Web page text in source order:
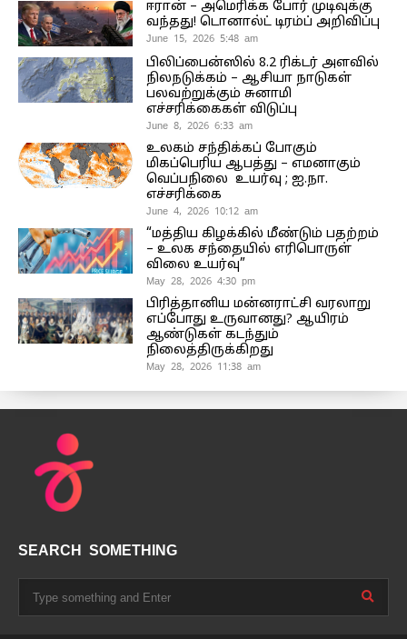
ஈரான் – அமெரிக்க போர் முடிவுக்கு
வந்தது! டொனால்ட் டிரம்ப் அறிவிப்பு
June 15, 2026 5:48 am
பிலிப்பைன்ஸில் 8.2 ரிக்டர் அளவில்
நிலநடுக்கம் – ஆசியா நாடுகள்
பலவற்றுக்கும் சுனாமி
எச்சரிக்கைகள் விடுப்பு
June 8, 2026 6:33 am
உலகம் சந்திக்கப் போகும்
மிகப்பெரிய ஆபத்து – எமனாகும்
வெப்பநிலை உயர்வு ; ஐ.நா.
எச்சரிக்கை
June 4, 2026 10:12 am
“மத்திய கிழக்கில் மீண்டும் பதற்றம்
– உலக சந்தையில் எரிபொருள்
விலை உயர்வு”
May 28, 2026 4:30 pm
பிரித்தானிய மன்னராட்சி வரலாறு
எப்போது உருவானது? ஆயிரம்
ஆண்டுகள் கடந்தும்
நிலைத்திருக்கிறது
May 28, 2026 11:38 am
SEARCH SOMETHING